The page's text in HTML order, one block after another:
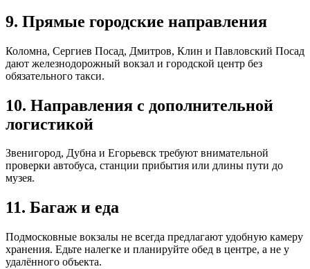
9. Прямые городские направления
Коломна, Сергиев Посад, Дмитров, Клин и Павловский Посад
дают железнодорожный вокзал и городской центр без
обязательного такси.
10. Направления с дополнительной
логистикой
Звенигород, Дубна и Егорьевск требуют внимательной
проверки автобуса, станции прибытия или длины пути до
музея.
11. Багаж и еда
Подмосковные вокзалы не всегда предлагают удобную камеру
хранения. Едьте налегке и планируйте обед в центре, а не у
удалённого объекта.